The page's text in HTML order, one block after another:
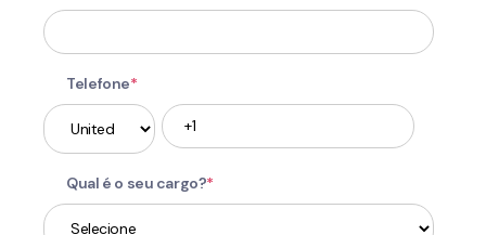
Telefone*
Qual é o seu cargo?*